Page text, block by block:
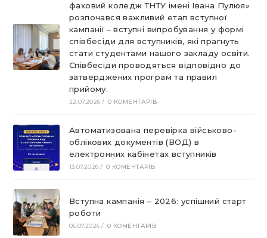
фаховий коледж ТНТУ імені Івана Пулюя»
розпочався важливий етап вступної
кампанії – вступні випробування у формі
співбесіди для вступників, які прагнуть
стати студентами нашого закладу освіти.
Співбесіди проводяться відповідно до
затверджених програм та правил
прийому.
22.07.2026 / 0 КОМЕНТАРІВ
Автоматизована перевірка військово-
облікових документів (ВОД) в
електронних кабінетах вступників
13.07.2026 / 0 КОМЕНТАРІВ
Вступна кампанія – 2026: успішний старт
роботи
06.07.2026 / 0 КОМЕНТАРІВ